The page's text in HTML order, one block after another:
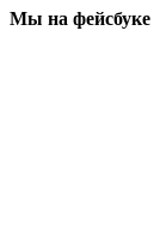
Мы на фейсбуке